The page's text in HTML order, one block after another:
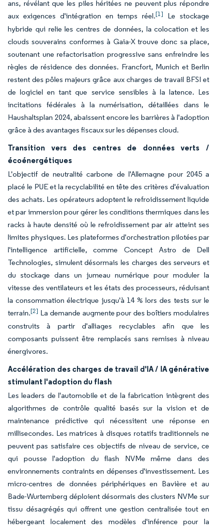
ans, révélant que les piles héritées ne peuvent plus répondre
aux exigences d'intégration en temps réel.[1]
Le stockage
hybride qui relie les centres de données, la colocation et les
clouds souverains conformes à Gaia-X trouve donc sa place,
soutenant une refactorisation progressive sans enfreindre les
règles de résidence des données. Francfort, Munich et Berlin
restent des pôles majeurs grâce aux charges de travail BFSI et
de logiciel en tant que service sensibles à la latence. Les
incitations fédérales à la numérisation, détaillées dans le
Haushaltsplan 2024, abaissent encore les barrières à l'adoption
grâce à des avantages fiscaux sur les dépenses cloud.
Transition vers des centres de données verts /
écoénergétiques
L'objectif de neutralité carbone de l'Allemagne pour 2045 a
placé le PUE et la recyclabilité en tête des critères d'évaluation
des achats. Les opérateurs adoptent le refroidissement liquide
et par immersion pour gérer les conditions thermiques dans les
racks à haute densité où le refroidissement par air atteint ses
limites physiques. Les plateformes d'orchestration pilotées par
l'intelligence artificielle, comme Concept Astro de Dell
Technologies, simulent désormais les charges des serveurs et
du stockage dans un jumeau numérique pour moduler la
vitesse des ventilateurs et les états des processeurs, réduisant
la consommation électrique jusqu'à 14 % lors des tests sur le
terrain.[2] La demande augmente pour des boîtiers modulaires
construits à partir d'alliages recyclables afin que les
composants puissent être remplacés sans remises à niveau
énergivores.
Accélération des charges de travail d'IA / IA générative
stimulant l'adoption du flash
Les leaders de l'automobile et de la fabrication intègrent des
algorithmes de contrôle qualité basés sur la vision et de
maintenance prédictive qui nécessitent une réponse en
millisecondes. Les matrices à disques rotatifs traditionnels ne
peuvent pas satisfaire ces objectifs de niveau de service, ce
qui pousse l'adoption du flash NVMe même dans des
environnements contraints en dépenses d'investissement. Les
micro-centres de données périphériques en Bavière et au
Bade-Wurtemberg déploient désormais des clusters NVMe sur
tissu désagrégés qui offrent une gestion centralisée tout en
hébergeant localement des modèles d'inférence pour la